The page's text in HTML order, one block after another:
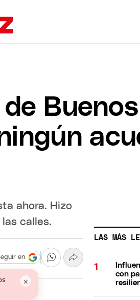
ahora. Hizo
calles.
×
en
LAS MÁS
con